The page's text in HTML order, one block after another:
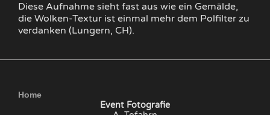
Diese Aufnahme sieht fast aus wie ein Gemälde,
die Wolken-Textur ist einmal mehr dem Polfilter zu
verdanken (Lungern, CH).
Home
Event Fotografie